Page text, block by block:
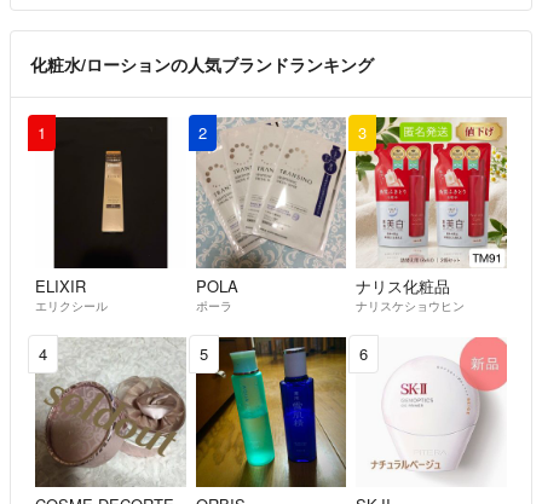
化粧水/ローションの人気ブランドランキング
1
ELIXIR
エリクシール
2
POLA
ポーラ
3
ナリス化粧品
ナリスケショウヒン
4 5 6